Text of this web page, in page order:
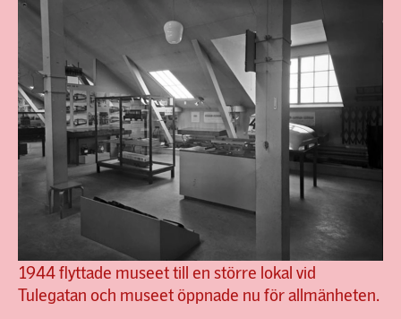
1944 flyttade museet till en större lokal vid
Tulegatan och museet öppnade nu för allmänheten.